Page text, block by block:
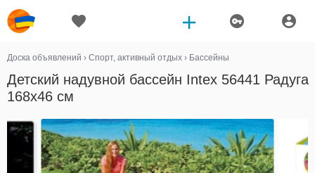
Доска объявлений › Спорт, активный отдых › Бассейны
Детский надувной бассейн Intex 56441 Радуга
168х46 см